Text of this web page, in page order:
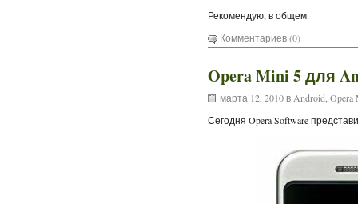
Рекомендую, в общем.
Комментариев (0)
Opera Mini 5 для
марта 12, 2010 в Android Opera
Сегодня Opera Software